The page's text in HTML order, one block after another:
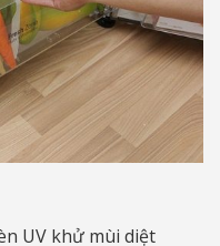
UV khử mùi diệt